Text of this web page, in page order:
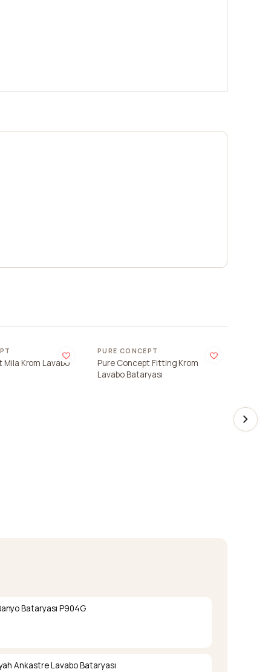
Krom Lavabo
PURE CONCEPT
Pure Concept Fitting Krom
Lavabo Bataryası
Bataryası P904G
Ankastre Lavabo Bataryası